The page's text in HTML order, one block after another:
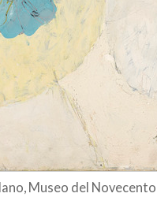
Museo del